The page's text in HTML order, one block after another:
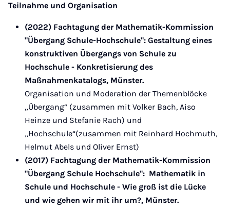
Teilnahme und Organisation
(2022) Fachtagung der Mathematik-Kommission
"Übergang Schule-Hochschule": Gestaltung eines
konstruktiven Übergangs von Schule zu
Hochschule - Konkretisierung des
Maßnahmenkatalogs, Münster.
Organisation und Moderation der Themenblöcke
„Übergang“ (zusammen mit Volker Bach, Aiso
Heinze und Stefanie Rach) und
„Hochschule“(zusammen mit Reinhard Hochmuth,
Helmut Abels und Oliver Ernst)
(2017) Fachtagung der Mathematik-Kommission
"Übergang Schule Hochschule": Mathematik in
Schule und Hochschule - Wie groß ist die Lücke
und wie gehen wir mit ihr um?, Münster.